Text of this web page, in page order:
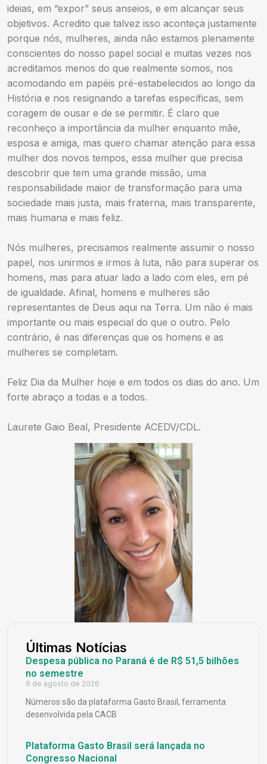
ideias, em “expor” seus anseios, e em alcançar seus
objetivos. Acredito que talvez isso aconteça justamente
porque nós, mulheres, ainda não estamos plenamente
conscientes do nosso papel social e muitas vezes nos
acreditamos menos do que realmente somos, nos
acomodando em papéis pré-estabelecidos ao longo da
História e nos resignando a tarefas específicas, sem
coragem de ousar e de se permitir. É claro que
reconheço a importância da mulher enquanto mãe,
esposa e amiga, mas quero chamar atenção para essa
mulher dos novos tempos, essa mulher que precisa
descobrir que tem uma grande missão, uma
responsabilidade maior de transformação para uma
sociedade mais justa, mais fraterna, mais transparente,
mais humana e mais feliz.
Nós mulheres, precisamos realmente assumir o nosso
papel, nos unirmos e irmos à luta, não para superar os
homens, mas para atuar lado a lado com eles, em pé
de igualdade. Afinal, homens e mulheres são
representantes de Deus aqui na Terra. Um não é mais
importante ou mais especial do que o outro. Pelo
contrário, é nas diferenças que os homens e as
mulheres se completam.
Feliz Dia da Mulher hoje e em todos os dias do ano. Um
forte abraço a todas e a todos.
Laurete Gaio Beal, Presidente ACEDV/CDL.
Últimas Notícias
Despesa pública no Paraná é de R$ 51,5 bilhões
no semestre
6 de agosto de 2026
Números são da plataforma Gasto Brasil, ferramenta
desenvolvida pela CACB
Plataforma Gasto Brasil será lançada no
Congresso Nacional